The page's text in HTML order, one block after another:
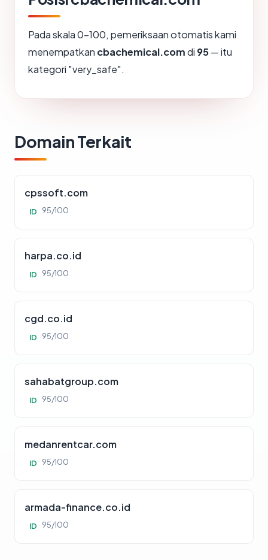
Pada skala 0-100, pemeriksaan otomatis kami
menempatkan cbachemical.comdi 95— itu
kategori "very_safe".
Domain Terkait
cpssoft.com
ID 95/100
harpa.co.id
ID 95/100
cgd.co.id
ID 95/100
sahabatgroup.com
ID 95/100
medanrentcar.com
ID 95/100
armada-finance.co.id
ID 95/100